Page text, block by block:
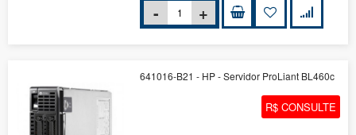
641016-B21 - HP - Servidor ProLiant BL460c
R$ CONSULTE